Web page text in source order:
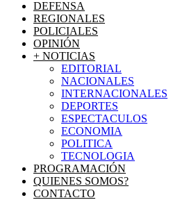
DEFENSA
REGIONALES
POLICIALES
OPINIÓN
+ NOTICIAS
EDITORIAL
NACIONALES
INTERNACIONALES
DEPORTES
ESPECTACULOS
ECONOMIA
POLITICA
TECNOLOGIA
PROGRAMACIÓN
QUIENES SOMOS?
CONTACTO